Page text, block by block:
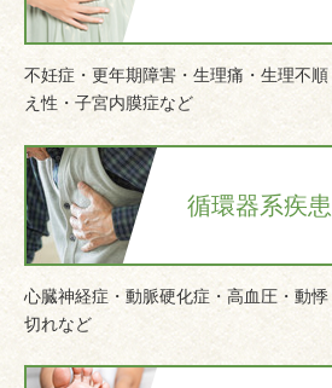
不妊症・更年期障害・生理痛・生理不順
え性・子宮内膜症など
循環器系疾患
心臓神経症・動脈硬化症・高血圧・動悸
切れなど